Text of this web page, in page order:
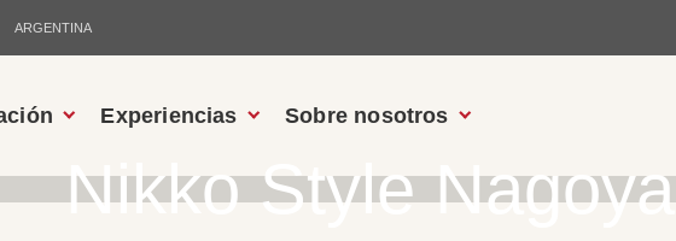
ARGENTINA
Experiencias Sobre nosotros
Nikko Style Nagoya